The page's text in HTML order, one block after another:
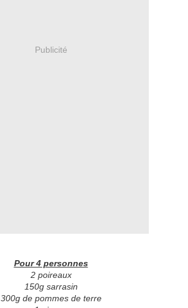
Publicité
Pour 4 personnes
2 poireaux
150g sarrasin
300g de pommes de terre